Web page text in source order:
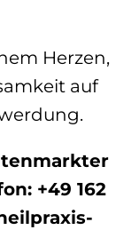
Herzen,
auf
+49 162